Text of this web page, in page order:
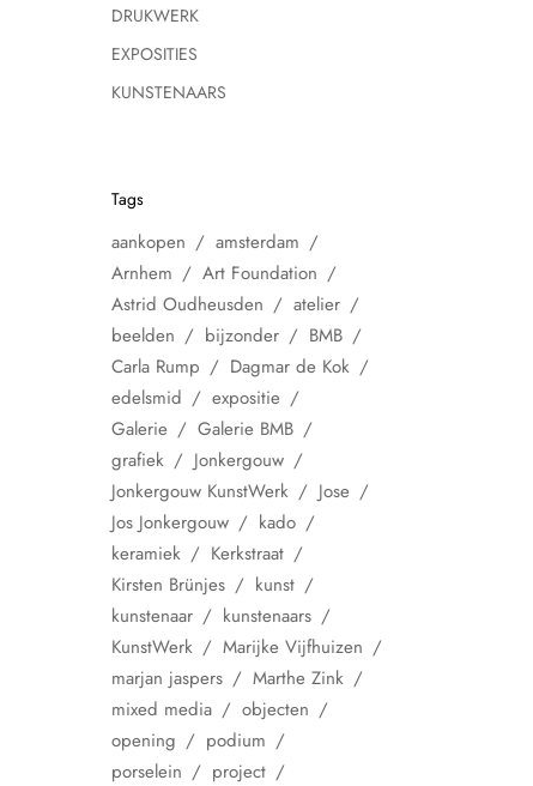
DRUKWERK
EXPOSITIES
KUNSTENAARS
Tags
aankopen
amsterdam
Arnhem
Art Foundation
Astrid Oudheusden
atelier
beelden
bijzonder
BMB
Carla Rump
Dagmar de Kok
edelsmid
expositie
Galerie
Galerie BMB
grafiek
Jonkergouw
Jonkergouw KunstWerk
Jose
Jos Jonkergouw
kado
keramiek
Kerkstraat
Kirsten Brünjes
kunst
kunstenaar
kunstenaars
KunstWerk
Marijke Vijfhuizen
marjan jaspers
Marthe Zink
mixed media
objecten
opening
podium
porselein
project